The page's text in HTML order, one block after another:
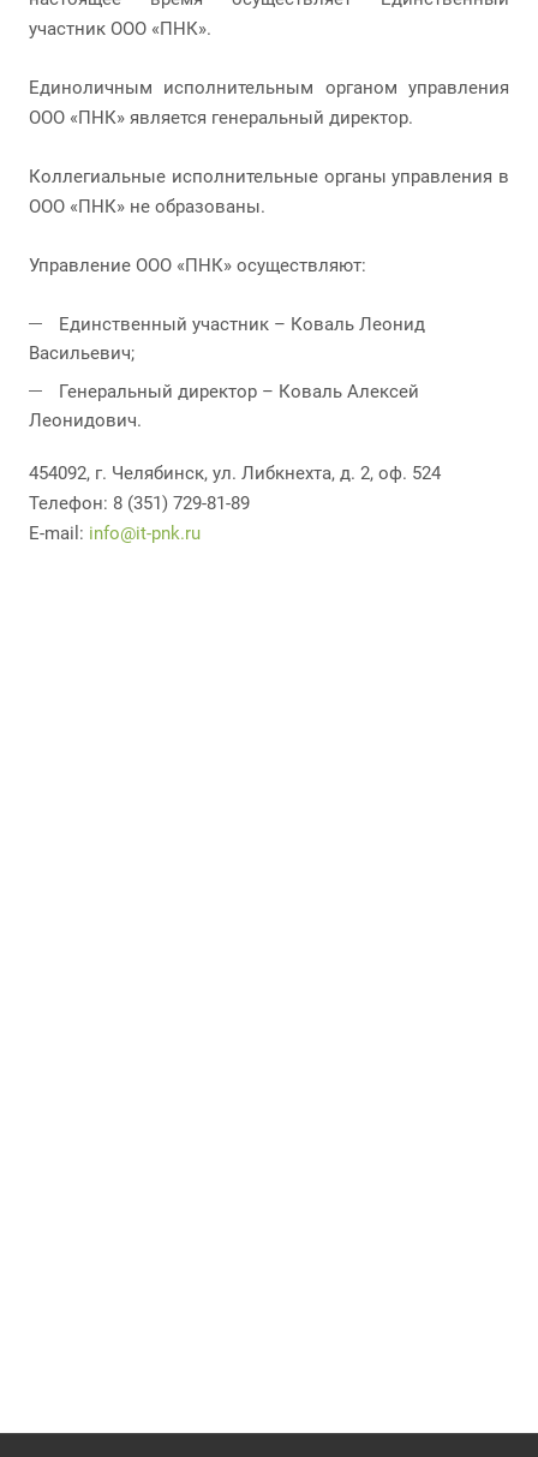
участник ООО «ПНК».
Единоличным исполнительным органом управления
ООО «ПНК» является генеральный директор.
Коллегиальные исполнительные органы управления в
ООО «ПНК» не образованы.
Управление ООО «ПНК» осуществляют:
Единственный участник – Коваль Леонид
Васильевич;
Генеральный директор – Коваль Алексей
Леонидович.
454092, г. Челябинск, ул. Либкнехта, д. 2, оф. 524
Телефон: 8 (351) 729-81-89
E-mail: info@it-pnk.ru